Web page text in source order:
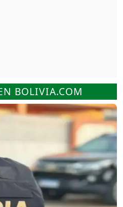
BOLIVIA.COM